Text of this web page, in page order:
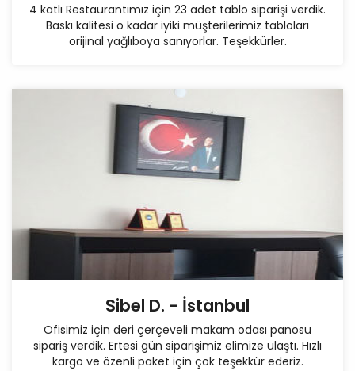
4 katlı Restaurantımız için 23 adet tablo siparişi verdik.
Baskı kalitesi o kadar iyiki müşterilerimiz tabloları
orijinal yağlıboya sanıyorlar. Teşekkürler.
Sibel D. - İstanbul
Ofisimiz için deri çerçeveli makam odası panosu
sipariş verdik. Ertesi gün siparişimiz elimize ulaştı. Hızlı
kargo ve özenli paket için çok teşekkür ederiz.